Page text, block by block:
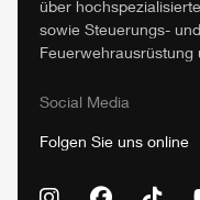
über
sowie Steuerungs-
Feuerwehrausrüstung
Social Media
Folgen Sie uns online